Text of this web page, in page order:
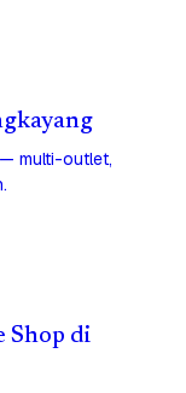
multi-outlet,
Shop di